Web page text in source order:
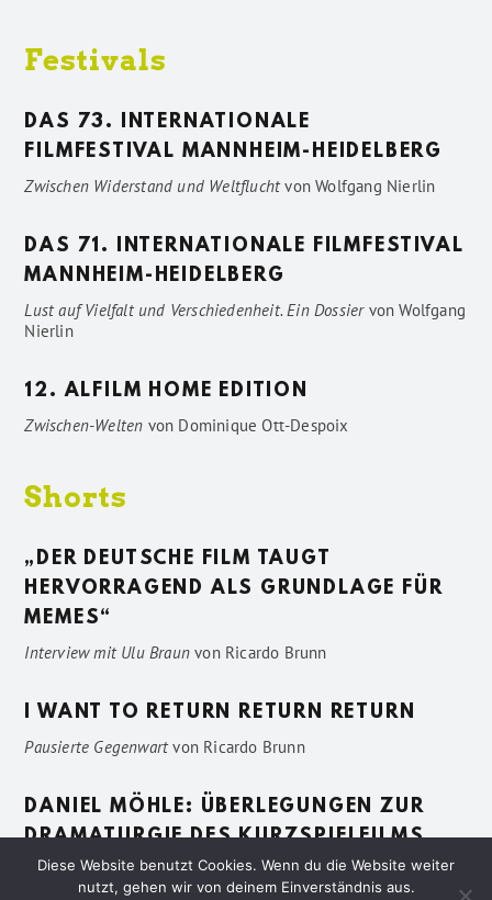
Festivals
DAS 73. INTERNATIONALE
FILMFESTIVAL MANNHEIM-HEIDELBERG
Zwischen Widerstand und WeltfluchtvonWolfgang Nierlin
DAS 71. INTERNATIONALE FILMFESTIVAL
MANNHEIM-HEIDELBERG
Lust auf Vielfalt und Verschiedenheit. Ein DossiervonWolfgang
Nierlin
12. ALFILM HOME EDITION
Zwischen-Welten von Dominique Ott-Despoix
Shorts
„DER DEUTSCHE FILM TAUGT
HERVORRAGEND ALS GRUNDLAGE FÜR
MEMES“
Interview mit Ulu Braun von Ricardo Brunn
I WANT TO RETURN RETURN RETURN
Pausierte Gegenwartvon Ricardo Brunn
DANIEL MÖHLE: ÜBERLEGUNGEN ZUR
DRAMATURGIE DES KURZSPIELFILMS
Vage BeschreibungenvonSven Pötting
Diese Website benutzt Cookies. Wenn du die Website weiter
nutzt, gehen wir von deinem Einverständnis aus.